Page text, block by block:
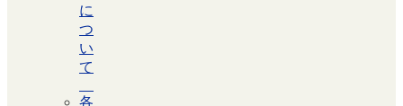
に
つ
い
て
各